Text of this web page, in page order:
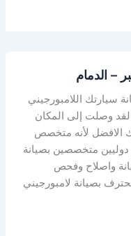
– الدمام
اللامبورجيني
لقد وصلت إلى المكان
الافضل لأنه متخصص
متخصصين بصيانة
واصلاح وفحص
بصيانة لامبورجيني